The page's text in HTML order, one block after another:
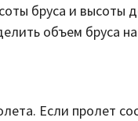
бруса и
объем бруса
Если пролет